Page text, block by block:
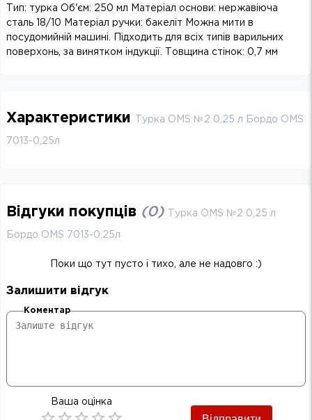
Тип: турка Об'єм: 250 мл Матеріал основи: нержавіюча
сталь 18/10 Матеріал ручки: бакеліт Можна мити в
посудомийній машині. Підходить для всіх типів варильних
поверхонь, за винятком індукції. Товщина стінок: 0,7 мм
Характеристики Турка OMS №2 0,25 л Бордо OMS
7013-0,25л
Відгуки покупців (0) Турка OMS №2 0,25 л
Бордо OMS 7013-0,25л
Поки що тут пусто і тихо, але не надовго :)
Залишити відгук
Коментар
Ваша оцінка